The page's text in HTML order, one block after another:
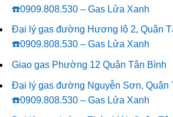
☎️0909.808.530 – Gas Lửa Xanh
Đại lý gas đường Hương lộ 2, Quận
☎️0909.808.530 – Gas Lửa Xanh
Giao gas Phường 12 Quận Tân Bình
Đại lý gas đường Nguyễn Sơn, Quận
☎️0909.808.530 – Gas Lửa Xanh